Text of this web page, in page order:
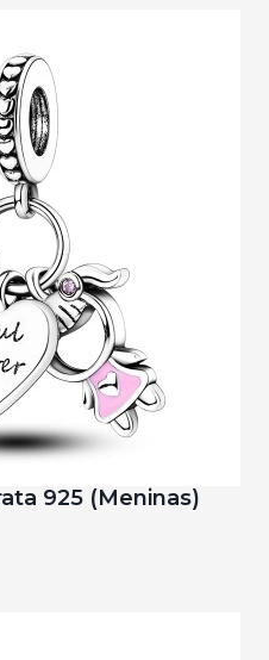
925 (Meninas)